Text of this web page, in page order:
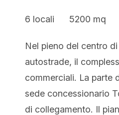
6 locali 5200 mq
Nel pieno del centro
autostrade, il
commerciali. La parte
sede concessionario
di collegamento. Il